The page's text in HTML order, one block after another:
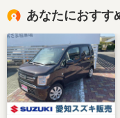
あなたにおすす